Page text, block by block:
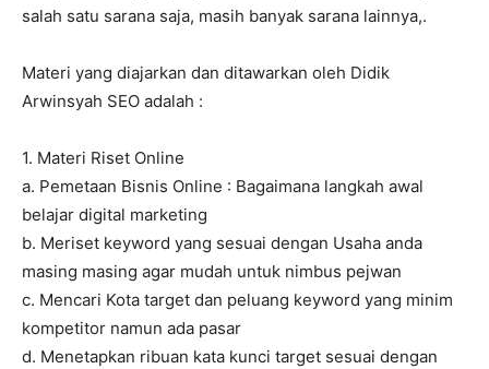
salah satu sarana saja, masih banyak sarana lainnya,.
Materi yang diajarkan dan ditawarkan oleh Didik
Arwinsyah SEO adalah :
1. Materi Riset Online
a. Pemetaan Bisnis Online : Bagaimana langkah awal
belajar digital marketing
b. Meriset keyword yang sesuai dengan Usaha anda
masing masing agar mudah untuk nimbus pejwan
c. Mencari Kota target dan peluang keyword yang minim
kompetitor namun ada pasar
d. Menetapkan ribuan kata kunci target sesuai dengan